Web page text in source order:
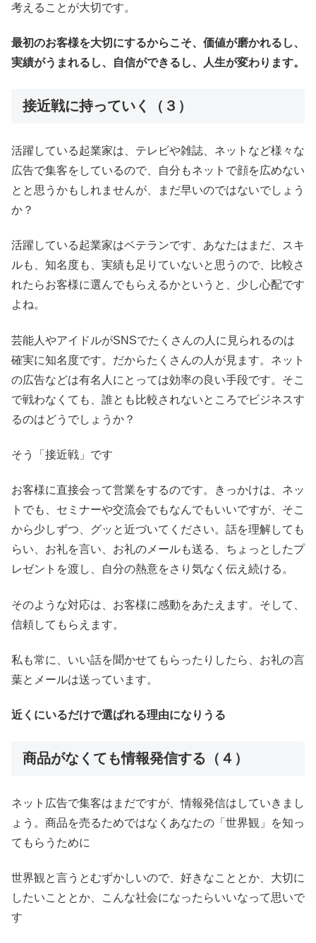
考えることが大切です。
最初のお客様を大切にするからこそ、価値が磨かれるし、
実績がうまれるし、自信ができるし、人生が変わります。
接近戦に持っていく（３）
活躍している起業家は、テレビや雑誌、ネットなど様々な
広告で集客をしているので、自分もネットで顔を広めない
とと思うかもしれませんが、まだ早いのではないでしょう
か？
活躍している起業家はベテランです、あなたはまだ、スキ
ルも、知名度も、実績も足りていないと思うので、比較さ
れたらお客様に選んでもらえるかというと、少し心配です
よね。
芸能人やアイドルがSNSでたくさんの人に見られるのは
確実に知名度です。だからたくさんの人が見ます。ネット
の広告などは有名人にとっては効率の良い手段です。そこ
で戦わなくても、誰とも比較されないところでビジネスす
るのはどうでしょうか？
そう「接近戦」です
お客様に直接会って営業をするのです。きっかけは、ネッ
トでも、セミナーや交流会でもなんでもいいですが、そこ
から少しずつ、グッと近づいてください。話を理解しても
らい、お礼を言い、お礼のメールも送る、ちょっとしたプ
レゼントを渡し、自分の熱意をさり気なく伝え続ける。
そのような対応は、お客様に感動をあたえます。そして、
信頼してもらえます。
私も常に、いい話を聞かせてもらったりしたら、お礼の言
葉とメールは送っています。
近くにいるだけで選ばれる理由になりうる
商品がなくても情報発信する（４）
ネット広告で集客はまだですが、情報発信はしていきまし
ょう。商品を売るためではなくあなたの「世界観」を知っ
てもらうために
世界観と言うとむずかしいので、好きなこととか、大切に
したいこととか、こんな社会になったらいいなって思いで
す